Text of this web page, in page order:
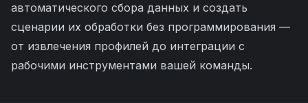
автоматического сбора данных и создать
сценарии их обработки без программирования —
от извлечения профилей до интеграции с
рабочими инструментами вашей команды.